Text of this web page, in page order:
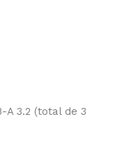
A 3.2 (total de 3